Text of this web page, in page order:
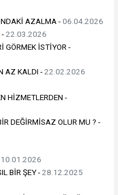
AZALMA -06.04.2026
-22.03.2026
GÖRMEK İSTİYOR -
AZ KALDI -22.02.2026
HİZMETLERDEN -
DEĞİRMİSAZ OLUR MU ? -
10.01.2026
BİR ŞEY -28.12.2025